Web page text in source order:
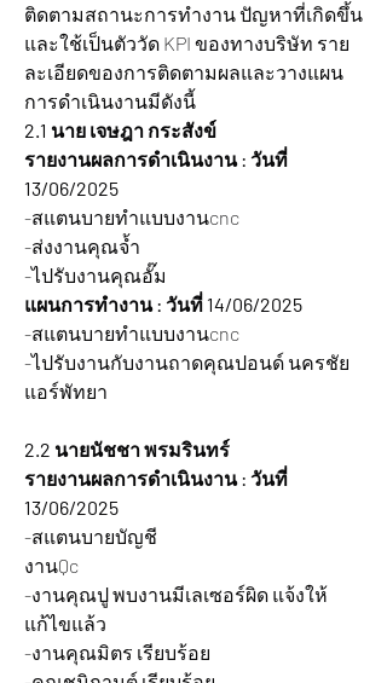
ติดตามสถานะการทำงาน ปัญหาที่เกิดขึ้น
และใช้เป็นตัววัด KPI ของทางบริษัท ราย
ละเอียดของการติดตามผลและวางแผน
การดำเนินงานมีดังนี้
2.1 นาย เจษฎา กระสังข์
รายงานผลการดำเนินงาน : วันที่
13/06/2025
-สแตนบายทำแบบงานcnc
-ส่งงานคุณจ้ำ
-ไปรับงานคุณอั๊ม
แผนการทำงาน : วันที่ 14/06/2025
-สแตนบายทำแบบงานcnc
-ไปรับงานกับงานถาดคุณปอนด์ นครชัย
แอร์พัทยา
2.2 นายนัชชา พรมรินทร์
รายงานผลการดำเนินงาน : วันที่
13/06/2025
-สแตนบายบัญชี
งานQc
-งานคุณปู พบงานมีเลเซอร์ผิด แจ้งให้
แก้ไขแล้ว
-งานคุณมิตร เรียบร้อย